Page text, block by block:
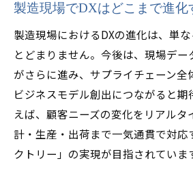
製造現場でDXはどこまで進化
製造現場におけるDXの進化は、単
とどまりません。今後は、現場デ
がさらに進み、サプライチェーン全
ビジネスモデル創出につながると期
えば、顧客ニーズの変化をリアルタ
計・生産・出荷まで一気通貫で対応
クトリー」の実現が目指されていま